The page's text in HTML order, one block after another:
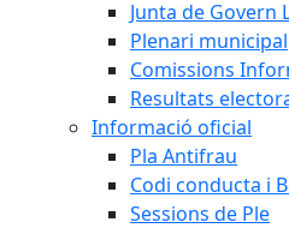
Junta de Govern
Plenari municipal
Comissions
Resultats
Informació oficial
Pla Antifrau
Codi conducta i
Sessions de Ple